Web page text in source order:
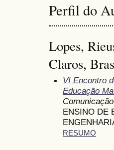
Perfil do
Lopes,
Claros,
VI Encontro
Educação
ENSINO DE
RESUMO